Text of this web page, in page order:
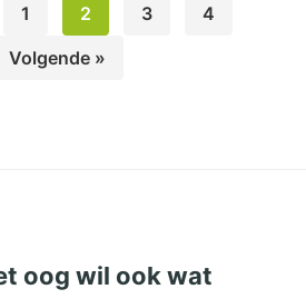
1 2 3
4
Volgende »
oog wil ook wat